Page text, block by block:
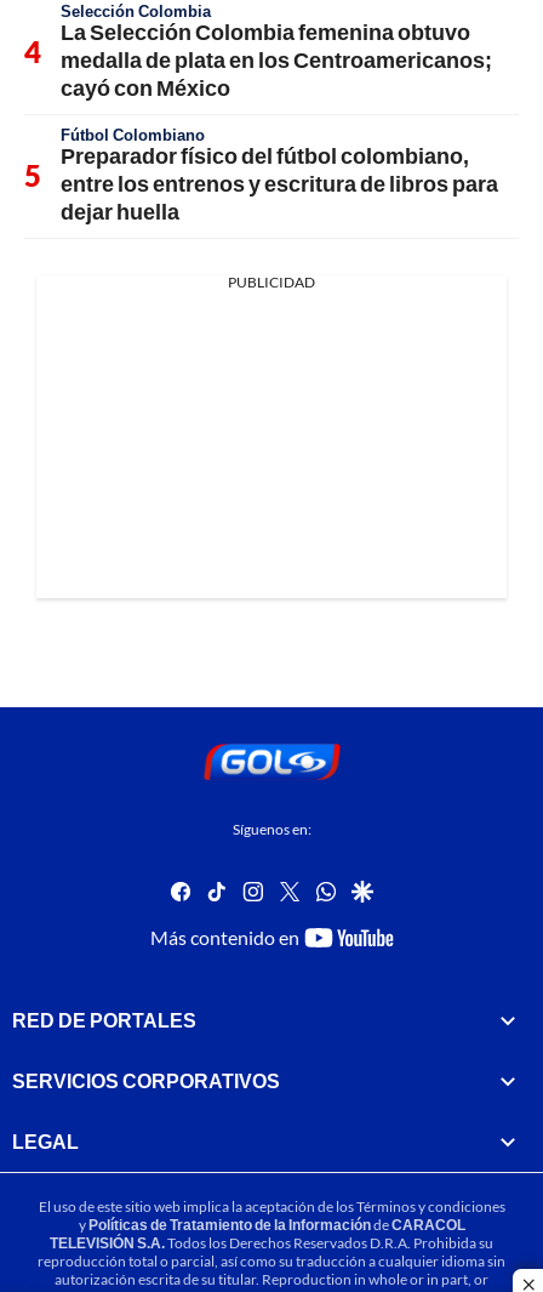
Selección Colombia
La Selección Colombia femenina obtuvo
medalla de plata en los Centroamericanos;
cayó con México
Fútbol Colombiano
Preparador físico del fútbol colombiano,
entre los entrenos y escritura de libros para
dejar huella
PUBLICIDAD
Síguenos en:
facebook
tiktok instagram
twitterwhatsapp
google
Más contenido en
youtube-
RED DE PORTALES
SERVICIOS CORPORATIVOS
LEGAL
El uso de este sitio web implica la aceptación de losTérminos y condiciones
yPolíticas de Tratamiento de la InformacióndeCARACOL
TELEVISIÓN S.A.Todos los Derechos Reservados D.R.A. Prohibida su
reproducción total o parcial, así como su traducción a cualquier idioma sin
autorización escrita de su titular. Reproduction in whole or in part, or